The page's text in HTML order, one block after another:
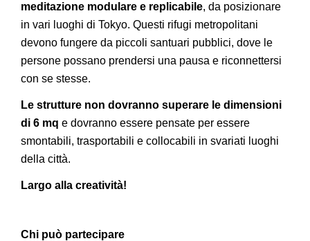
meditazione modulare e replicabile, da posizionare
in vari luoghi di Tokyo. Questi rifugi metropolitani
devono fungere da piccoli santuari pubblici, dove le
persone possano prendersi una pausa e riconnettersi
con se stesse.
Le strutture non dovranno superare le dimensioni
di 6 mq e dovranno essere pensate per essere
smontabili, trasportabili e collocabili in svariati luoghi
della città.
Largo alla creatività!
Chi può partecipare